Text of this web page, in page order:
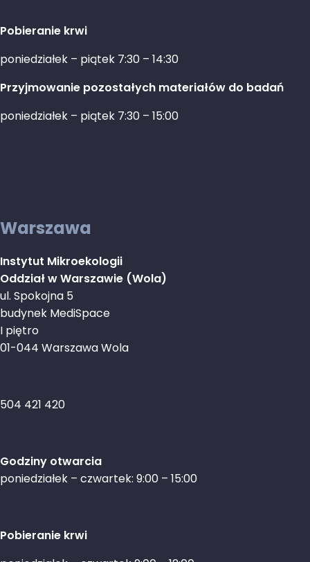
Pobieranie krwi
poniedziałek – piątek 7:30 – 14:30
Przyjmowanie pozostałych materiałów do badań
poniedziałek – piątek 7:30 – 15:00
Warszawa
Instytut Mikroekologii
Oddział w Warszawie (Wola)
ul. Spokojna 5
budynek MediSpace
I piętro
01-044 Warszawa Wola
504 421 420
Godziny otwarcia
poniedziałek – czwartek: 9:00 – 15:00
Pobieranie krwi